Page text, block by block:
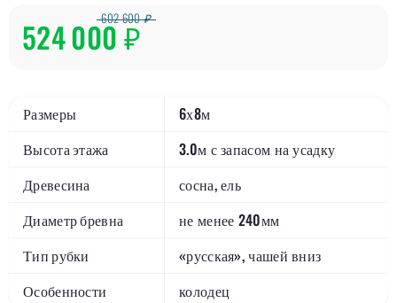
524 000602 600 ₽
₽
Размеры
6х8м
Высота этажа
3.0м с запасом на усадку
Древесина
сосна, ель
Диаметр бревна
не менее 240мм
Тип рубки
«русская», чашей вниз
Особенности
колодец